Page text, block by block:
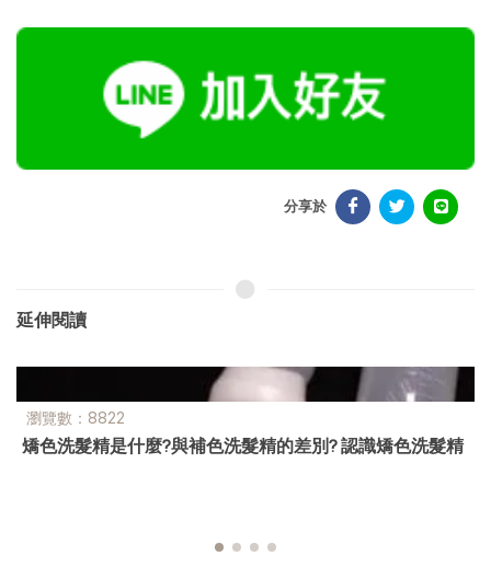
分享於
延伸閱讀
瀏覽數：3187
如何解決頭皮屑、頭癢問題? 認識頭皮問題及解決方式